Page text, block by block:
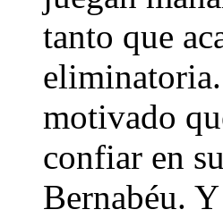
tanto que
motivado
confiar en
Bernabéu.